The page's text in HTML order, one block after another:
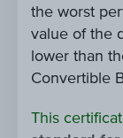
the worst
value of the
lower than
Convertible
This